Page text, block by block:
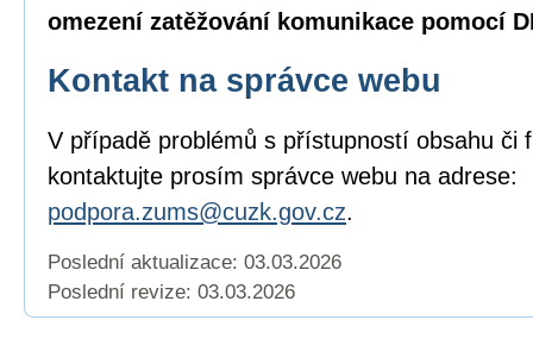
omezení zatěžování komunikace pomocí
Kontakt na správce webu
V případě problémů s přístupností obsahu či
kontaktujte prosím správce webu na adrese:
podpora.zums@cuzk.gov.cz.
Poslední aktualizace: 03.03.2026
Poslední revize: 03.03.2026